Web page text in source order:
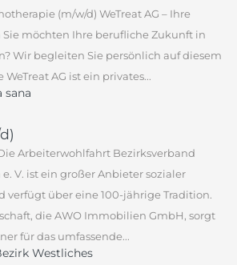
(m/w/d) WeTreat AG – Ihre
Sie möchten Ihre berufliche Zukunft in
Wir begleiten Sie persönlich auf diesem
AG ist ein privates...
sana
Arbeiterwohlfahrt Bezirksverband
V. ist ein großer Anbieter sozialer
verfügt über eine 100-jährige Tradition.
die AWO Immobilien GmbH, sorgt
für das umfassende...
Westliches